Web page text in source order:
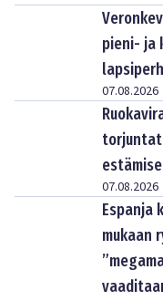
pieni- ja
07.08.2026
07.08.2026
Espanja
mukaan